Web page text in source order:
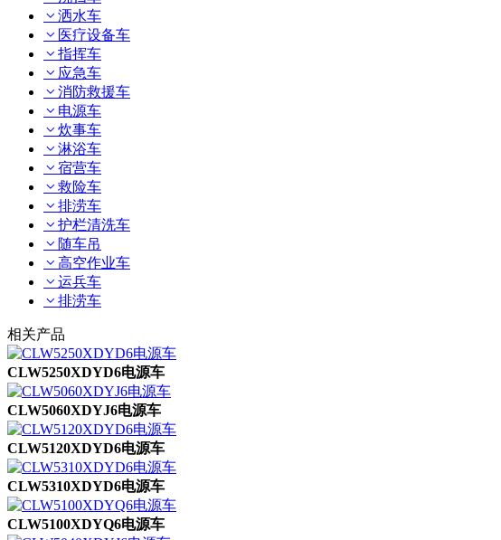
洒水车
医疗设备车
指挥车
应急车
消防救援车
电源车
炊事车
淋浴车
宿营车
救险车
排涝车
护栏清洗车
随车吊
高空作业车
运兵车
排涝车
相关产品
CLW5250XDYD6电源车
CLW5060XDYJ6电源车
CLW5120XDYD6电源车
CLW5310XDYD6电源车
CLW5100XDYQ6电源车